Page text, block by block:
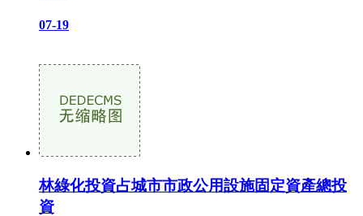
07-19
林綠化投資占城市市政公用設施固定資產總投
資